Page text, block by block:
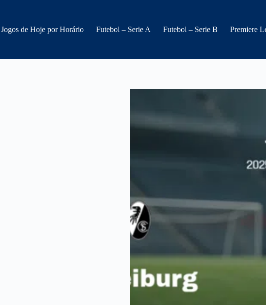
Jogos de Hoje por Horário Futebol – Serie A Futebol – Serie B Premiere